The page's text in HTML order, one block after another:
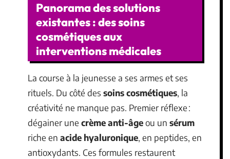
Panorama des solutions
existantes : des soins
cosmétiques aux
interventions médicales
La course à la jeunesse a ses armes et ses
rituels. Du côté des soins cosmétiques, la
créativité ne manque pas. Premier réflexe :
dégainer une crème anti-âgeou un sérum
riche en acide hyaluronique, en peptides, en
antioxydants. Ces formules restaurent